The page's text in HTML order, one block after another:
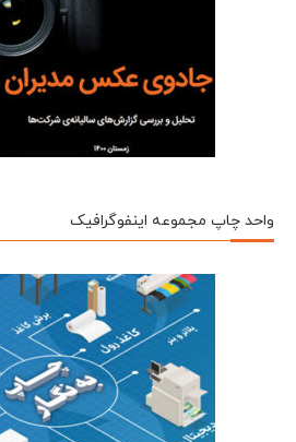
واحد چاپ مجموعه اینفوگرافیک